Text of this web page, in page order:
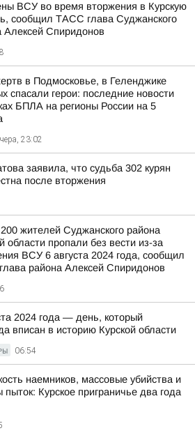
ВСУ во время вторжения в Курскую
сообщил ТАСС глава Суджанского
Алексей Спиридонов
в Подмосковье, в Геленджике
спасали герои: последние новости
БПЛА на регионы России на 5
23:02
заявила, что судьба 302 курян
после вторжения
жителей Суджанского района
области пропали без вести из-за
ВСУ 6 августа 2024 года, сообщил
района Алексей Спиридонов
2024 года — день, который
вписан в историю Курской области
06:54
наемников, массовые убийства и
пыток: Курское приграничье два года